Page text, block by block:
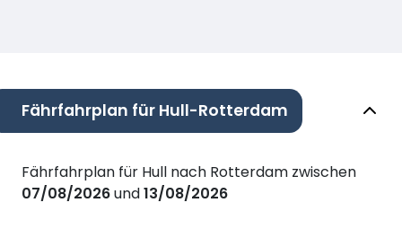
Fährfahrplan für Hull-Rotterdam
Fährfahrplan für Hull nach Rotterdam zwischen
07/08/2026und13/08/2026